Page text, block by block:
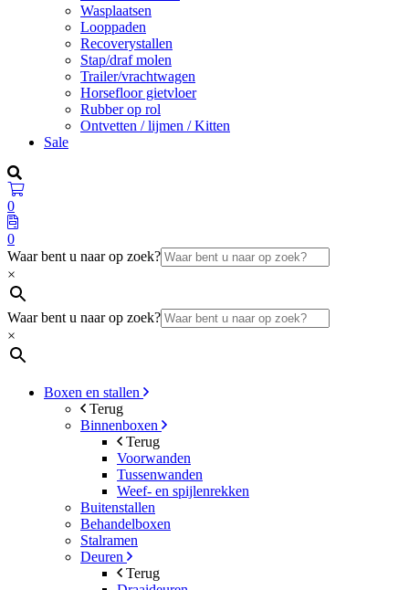
Wasplaatsen
Looppaden
Recoverystallen
Stap/draf molen
Trailer/vrachtwagen
Horsefloor gietvloer
Rubber op rol
Ontvetten / lijmen / Kitten
Sale
0
0
Waar bent u naar op zoek?
×
Waar bent u naar op zoek?
×
Boxen en stallen
Terug
Binnenboxen
Terug
Voorwanden
Tussenwanden
Weef- en spijlenrekken
Buitenstallen
Behandelboxen
Stalramen
Deuren
Terug